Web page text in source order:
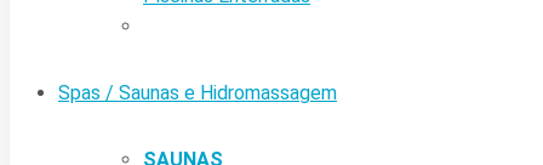
Spas / Saunas e Hidromassagem
SAUNAS